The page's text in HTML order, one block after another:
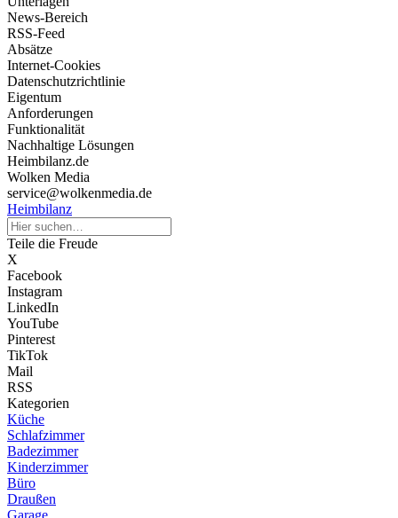
News-Bereich
RSS-Feed
Absätze
Internet-Cookies
Datenschutzrichtlinie
Eigentum
Anforderungen
Funktionalität
Nachhaltige Lösungen
Heimbilanz.de
Wolken Media
service@wolkenmedia.de
Heimbilanz
Teile die Freude
X
Facebook
Instagram
LinkedIn
YouTube
Pinterest
TikTok
Mail
RSS
Kategorien
Küche
Schlafzimmer
Badezimmer
Kinderzimmer
Büro
Draußen
Garage